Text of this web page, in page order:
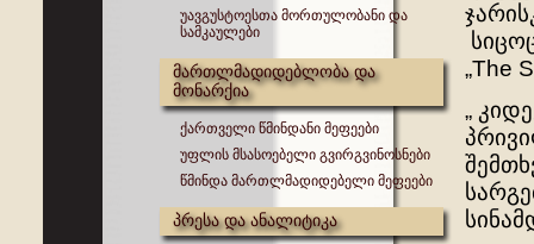
უავგუსტოესთა მორთულობანი და
სამკაულები
მართლმადიდებლობა და
მონარქია
ქართველი წმინდანი მეფეები
უფლის მსასოებელი გვირგვინოსნები
წმინდა მართლმადიდებელი მეფეები
პრესა და ანალიტიკა
„The
„